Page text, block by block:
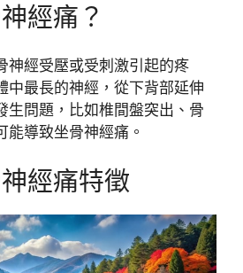
經痛？
神經受壓或受刺激引起的疼
中最長的神經，從下背部延伸
生問題，比如椎間盤突出、骨
能導致坐骨神經痛。
經痛特徵